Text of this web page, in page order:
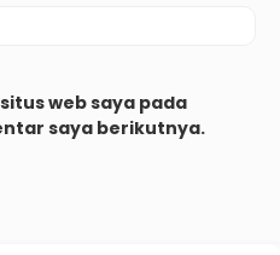
web saya pada
saya berikutnya.